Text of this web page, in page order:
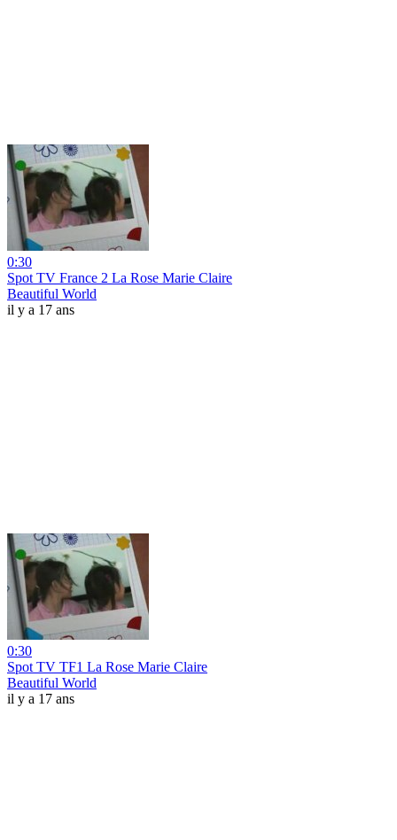
0:30
Spot TV France 2 La Rose Marie Claire
Beautiful World
il y a 17 ans
0:30
Spot TV TF1 La Rose Marie Claire
Beautiful World
il y a 17 ans